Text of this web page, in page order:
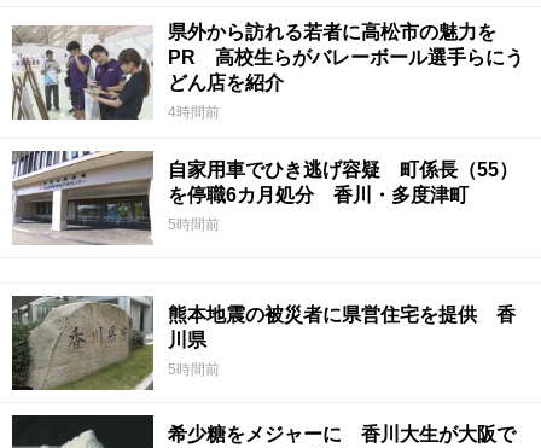
県外から訪れる若者に高松市の魅力を
PR 高校生らがバレーボール選手らにう
どん店を紹介
4時間前
自家用車でひき逃げ容疑 町係長（55）
を停職6カ月処分 香川・多度津町
5時間前
熊本地震の被災者に県営住宅を提供 香
川県
5時間前
希少糖をメジャーに 香川大生が大阪で